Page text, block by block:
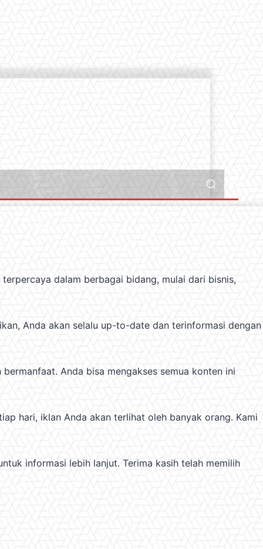
dalam berbagai bidang, mulai dari bisnis,
Anda akan selalu up-to-date dan terinformasi dengan
Anda bisa mengakses semua konten ini
hari, iklan Anda akan terlihat oleh banyak orang. Kami
informasi lebih lanjut. Terima kasih telah memilih